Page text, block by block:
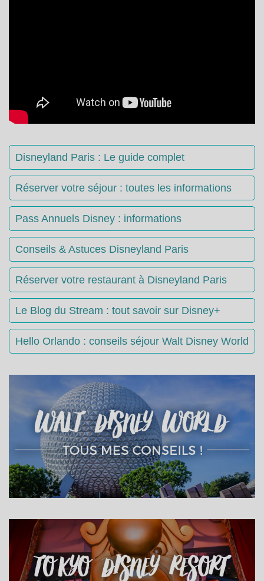
Disneyland Paris : Le guide complet
Réserver votre séjour : toutes les informations
Pass Annuels Disney : informations
Conseils & Astuces Disneyland Paris
Réserver votre restaurant à Disneyland Paris
Le Blog du Stream : tout savoir sur Disney+
Hello Orlando : conseils séjour Walt Disney World